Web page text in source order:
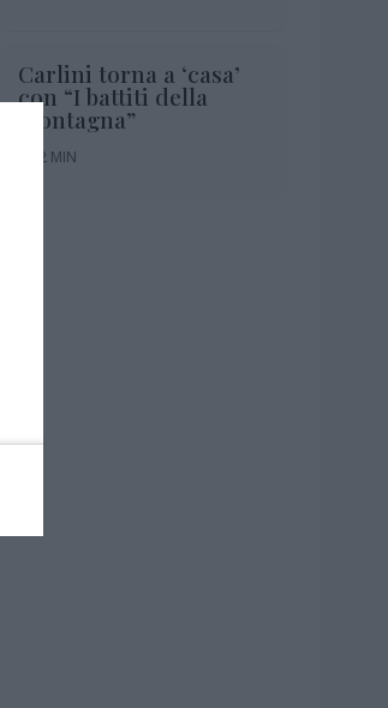
Carlini torna a ‘casa’
con “I battiti della
montagna”
2 MIN